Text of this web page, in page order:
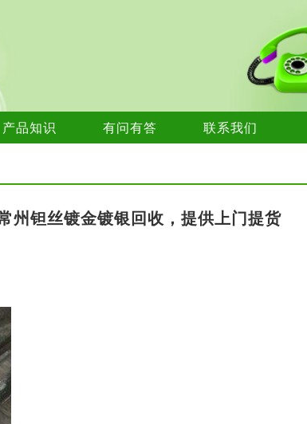
产品知识 有问有答 联系我们
州钽丝镀金镀银回收，提供上门提货